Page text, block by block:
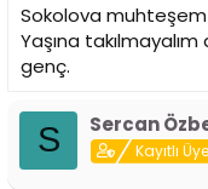
Sokolova
Yaşına
genç.
S Sercan
Kayıtlı Üye